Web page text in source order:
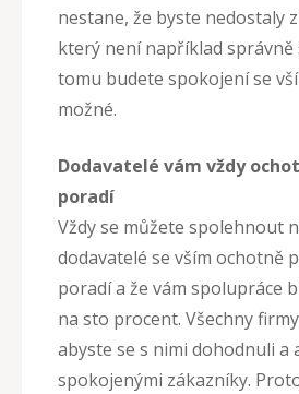
nestane, že byste nedostaly
který není například správně
tomu budete spokojení se
možné.
Dodavatelé vám vždy
poradí
Vždy se můžete spolehnout
dodavatelé se vším ochotně
poradí a že vám spolupráce
na sto procent. Všechny
abyste se s nimi dohodnuli a
spokojenými zákazníky.